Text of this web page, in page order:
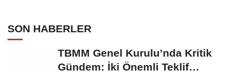
SON HABERLER
TBMM Genel Kurulu’nda Kritik
Gündem: İki Önemli Teklif